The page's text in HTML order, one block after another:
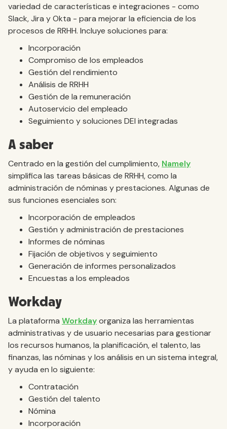
variedad de características e integraciones - como
Slack, Jira y Okta - para mejorar la eficiencia de los
procesos de RRHH. Incluye soluciones para:
Incorporación
Compromiso de los empleados
Gestión del rendimiento
Análisis de RRHH
Gestión de la remuneración
Autoservicio del empleado
Seguimiento y soluciones DEI integradas
A saber
Centrado en la gestión del cumplimiento, Namely
simplifica las tareas básicas de RRHH, como la
administración de nóminas y prestaciones. Algunas de
sus funciones esenciales son:
Incorporación de empleados
Gestión y administración de prestaciones
Informes de nóminas
Fijación de objetivos y seguimiento
Generación de informes personalizados
Encuestas a los empleados
Workday
La plataforma Workdayorganiza las herramientas
administrativas y de usuario necesarias para gestionar
los recursos humanos, la planificación, el talento, las
finanzas, las nóminas y los análisis en un sistema integral,
y ayuda en lo siguiente:
Contratación
Gestión del talento
Nómina
Incorporación